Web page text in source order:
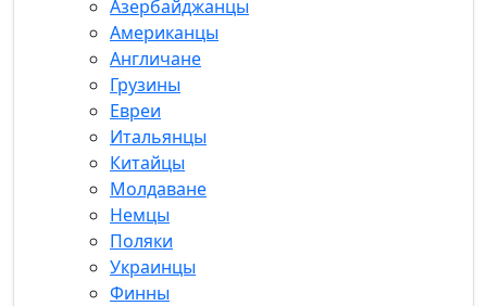
Азербайджанцы
Американцы
Англичане
Грузины
Евреи
Итальянцы
Китайцы
Молдаване
Немцы
Поляки
Украинцы
Финны